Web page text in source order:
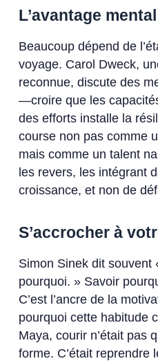
L’avantage mental
Beaucoup dépend de
voyage. Carol Dweck,
reconnue, discute des
—croire que les
des efforts installe la
course non pas comme
mais comme un talent
les revers, les intégrant
croissance, et non de
S’accrocher à
Simon Sinek dit souvent
pourquoi. » Savoir
C’est l’ancre de la
pourquoi cette habitude
Maya, courir n’était pas
forme. C’était reprendre